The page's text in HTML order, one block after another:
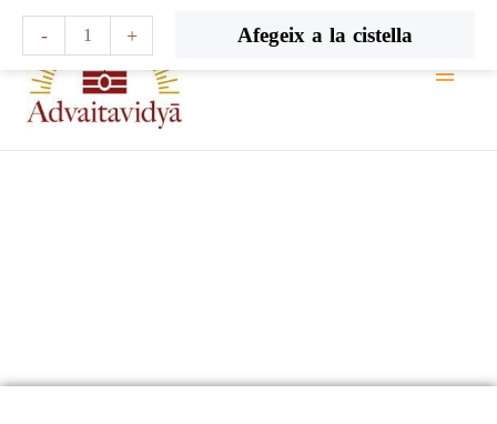
Vés
contingut
-
quantitat
Despedidas
elegantes
+ Afegeix a la cistella